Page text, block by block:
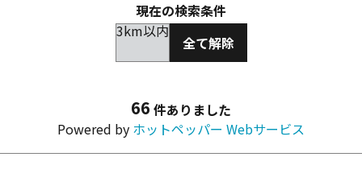
現在の検索条件
3km以内
全て解除
66 件ありました
Powered by ホットペッパー Webサービス